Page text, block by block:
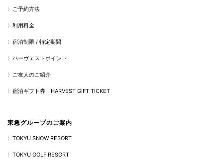
ご予約方法
利用料金
宿泊制限 / 特定期間
ハーヴェストポイント
ご友人のご紹介
宿泊ギフト券｜HARVEST GIFT TICKET
東急グループのご案内
TOKYU SNOW RESORT
TOKYU GOLF RESORT